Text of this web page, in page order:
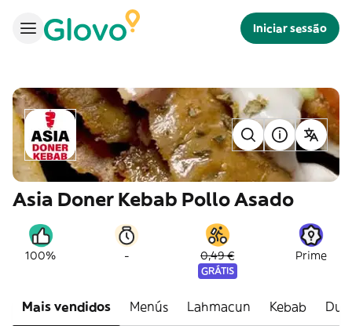
Iniciar sessão
Asia Doner Kebab Pollo Asado
100% - 0,49 €
GRÁTIS
Prime
Mais vendidos Menús Lahmacun Kebab